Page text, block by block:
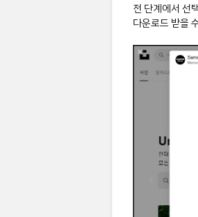
전 단계에서 선
다운로드 받을